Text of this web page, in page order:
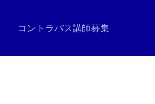
コントラバス講師募集